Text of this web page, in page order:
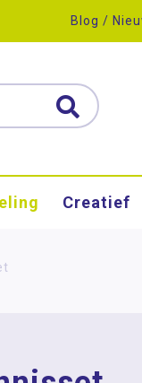
Blog /
Creatief